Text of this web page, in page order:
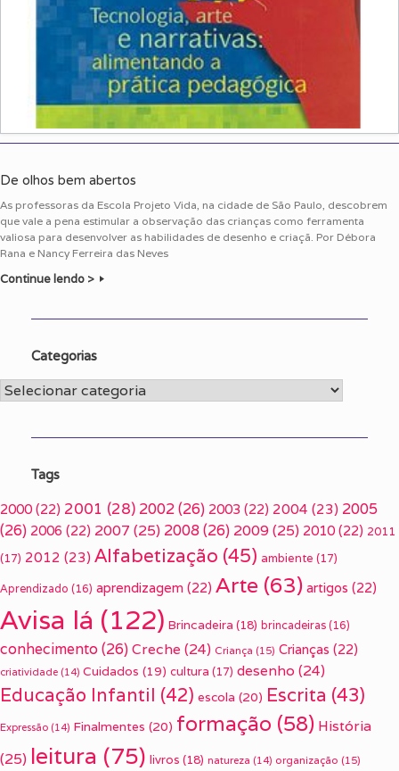
De olhos bem abertos
As professoras da Escola Projeto Vida, na cidade de São Paulo, descobrem
que vale a pena estimular a observação das crianças como ferramenta
valiosa para desenvolver as habilidades de desenho e criaçã. Por Débora
Rana e Nancy Ferreira das Neves
Continue lendo >
Categorias
Categorias
Tags
2000 (22) 2001 (28) 2002(26) 2003 (22) 2004 (23) 2005
(26) 2006 (22) 2007 (25) 2008(26) 2009(25) 2010 (22) 2011
(17) 2012 (23) Alfabetização (45) ambiente (17)
Aprendizado (16) aprendizagem (22) Arte (63) artigos (22)
Avisa lá (122) Brincadeira (18) brincadeiras (16)
conhecimento(26) Creche (24) Criança (15) Crianças (22)
criatividade (14) Cuidados (19) cultura (17) desenho (24)
Educação Infantil (42) escola (20) Escrita (43)
Expressão (14) Finalmentes (20) formação (58) História
(25) leitura (75) livros (18) natureza (14) organização (15)